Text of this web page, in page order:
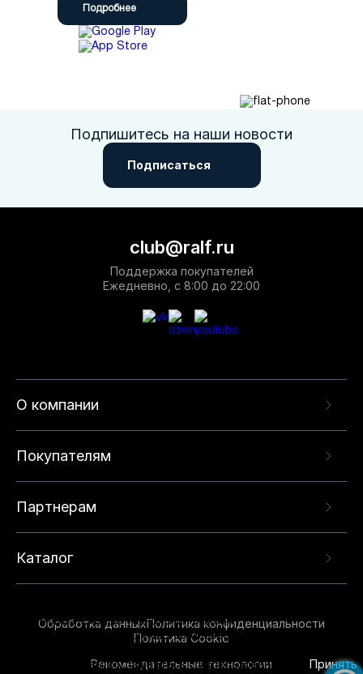
Подробнее
Подпишитесь на наши новости
Подписаться
О компании
Покупателям
Партнерам
Каталог
club@ralf.ru
Поддержка покупателей
Ежедневно, с 8:00 до 22:00
Обработка данныхПолитика конфиденциальности
Политика Cookie
Рекомендательные технологии
рекомендательные технологии в целях
предоставления вам лучшего пользовательского
данный сайт, вы соглашаетесь с использованием
Принять